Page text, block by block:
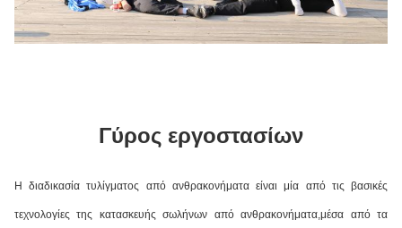
Γύρος εργοστασίων
Η διαδικασία τυλίγματος από ανθρακονήματα είναι μία από τις βασικές
τεχνολογίες της κατασκευής σωλήνων από ανθρακονήματα,μέσα από τα